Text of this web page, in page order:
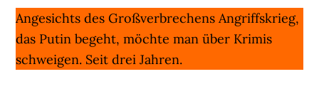
Angesichts des Großverbrechens Angriffskrieg,
das Putin begeht, möchte man über Krimis
schweigen. Seit drei Jahren.